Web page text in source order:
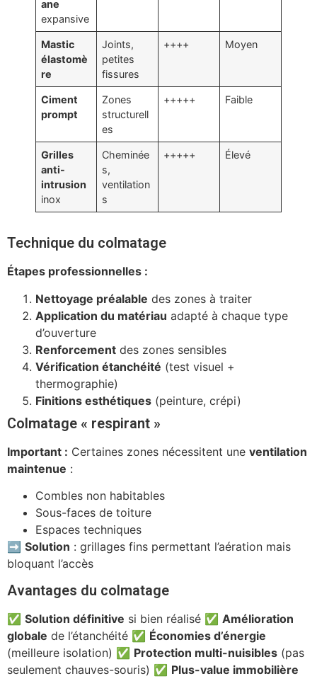
ane
expansive
Mastic
élastomè
re
Joints,
petites
fissures
++++ Moyen
Ciment
prompt
Zones
structurell
es
+++++ Faible
Grilles
anti-
intrusion
inox
Cheminée
s,
ventilation
s
+++++ Élevé
Technique du colmatage
Étapes professionnelles :
Nettoyage préalable des zones à traiter
Application du matériau adapté à chaque type
d’ouverture
Renforcement des zones sensibles
Vérification étanchéité (test visuel +
thermographie)
Finitions esthétiques (peinture, crépi)
Colmatage « respirant »
Important : Certaines zones nécessitent une ventilation
maintenue :
Combles non habitables
Sous-faces de toiture
Espaces techniques
➡️ Solution : grillages fins permettant l’aération mais
bloquant l’accès
Avantages du colmatage
✅ Solution définitive si bien réalisé ✅ Amélioration
globale de l’étanchéité ✅ Économies d’énergie
(meilleure isolation) ✅ Protection multi-nuisibles (pas
seulement chauves-souris) ✅ Plus-value immobilière